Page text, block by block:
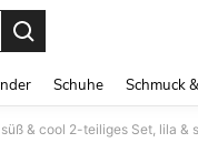
Schuhe Schmuck